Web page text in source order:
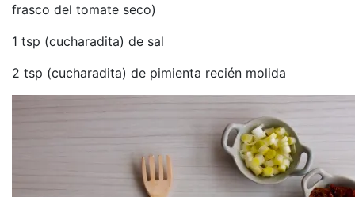
frasco del tomate seco)
1 tsp (cucharadita) de sal
2 tsp (cucharadita) de pimienta recién molida